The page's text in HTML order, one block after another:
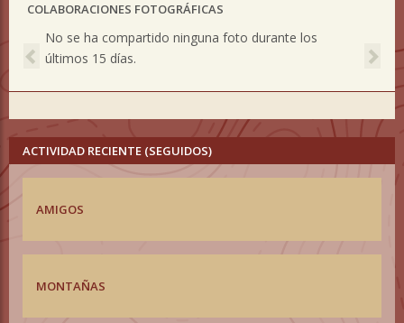
COLABORACIONES FOTOGRÁFICAS
No se ha compartido ninguna foto durante los
últimos 15 días.
Previous
ACTIVIDAD RECIENTE (SEGUIDOS)
AMIGOS
MONTAÑAS